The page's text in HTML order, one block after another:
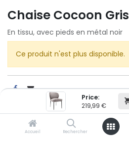
Price:
219,99 €
Accueil Rechercher
Chaise Cocoon Gris
En tissu, avec pieds en métal noir
Ce produit n'est plus disponible.
Cet article n'est plus disponible.